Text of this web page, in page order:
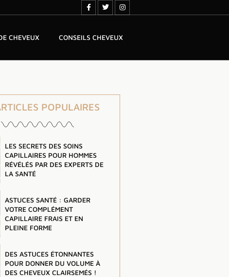
CHEVEUX CONSEILS CHEVEUX
POPULAIRES
LES SECRETS DES SOINS
CAPILLAIRES POUR HOMMES
RÉVÉLÉS PAR DES EXPERTS DE
LA SANTÉ
ASTUCES SANTÉ : GARDER
VOTRE COMPLÉMENT
CAPILLAIRE FRAIS ET EN
PLEINE FORME
DES ASTUCES ÉTONNANTES
POUR DONNER DU VOLUME À
DES CHEVEUX CLAIRSEMÉS !